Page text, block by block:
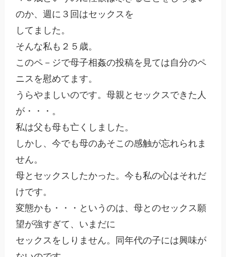
のか、週に３回はセックスを
してました。
そんな私も２５歳。
このペ－ジで母子相姦の投稿を見ては自分のペ
ニスを慰めてます。
うらやましいのです。母親とセックスできた人
が・・・。
私は父も母も亡くしました。
しかし、今でも母のあそこの感触が忘れられま
せん。
母とセックスしたかった。今も私の心はそれだ
けです。
変態かも・・・というのは、母とのセックス願
望が強すぎて、いまだに
セックスをしりません。同年代の子には興味が